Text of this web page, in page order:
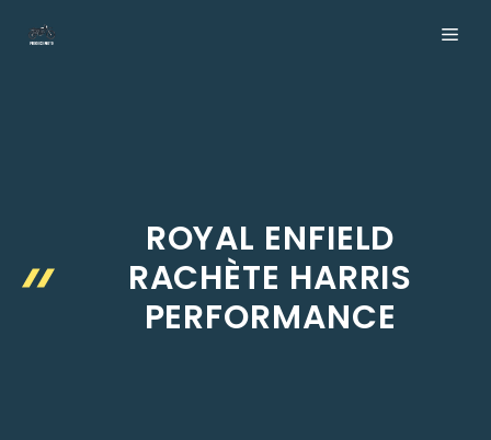
ROYAL ENFIELD
RACHÈTE HARRIS
PERFORMANCE